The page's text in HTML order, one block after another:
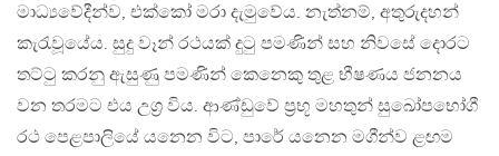
මාධ්‍යවේදීන්ව, එක්කෝ මරා දැමුවේය. නැත්නම්, අතුරුදහන්
කැරැවූයේය. සුදු වෑන් රථයක් දුටු පමණින් සහ නිවසේ දොරට
තට්ටු කරනු ඇසුණු පමණින් කෙනෙකු තුළ භීෂණය ජනනය
වන තරමට එය උග‍්‍ර විය. ආණ්ඩුවේ ප‍්‍රභූ මහතුන් සුඛෝපභෝගී
රථ පෙළපාලියේ යනෙන විට, පාරේ යනෙන මගීන්ව ළඟම